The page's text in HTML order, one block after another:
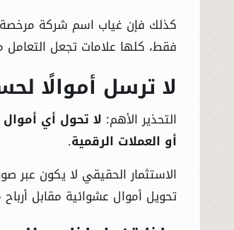
كذلك فإن غياب اسم شركة
فقط، كلها علامات تجعل
لا ترسل أموالًا
التحذير الأهم: لا تحول أي
أو العملات الرقمية.
الاستثمار الحقيقي لا يكون
تحويل أموال عشوائية مقابل